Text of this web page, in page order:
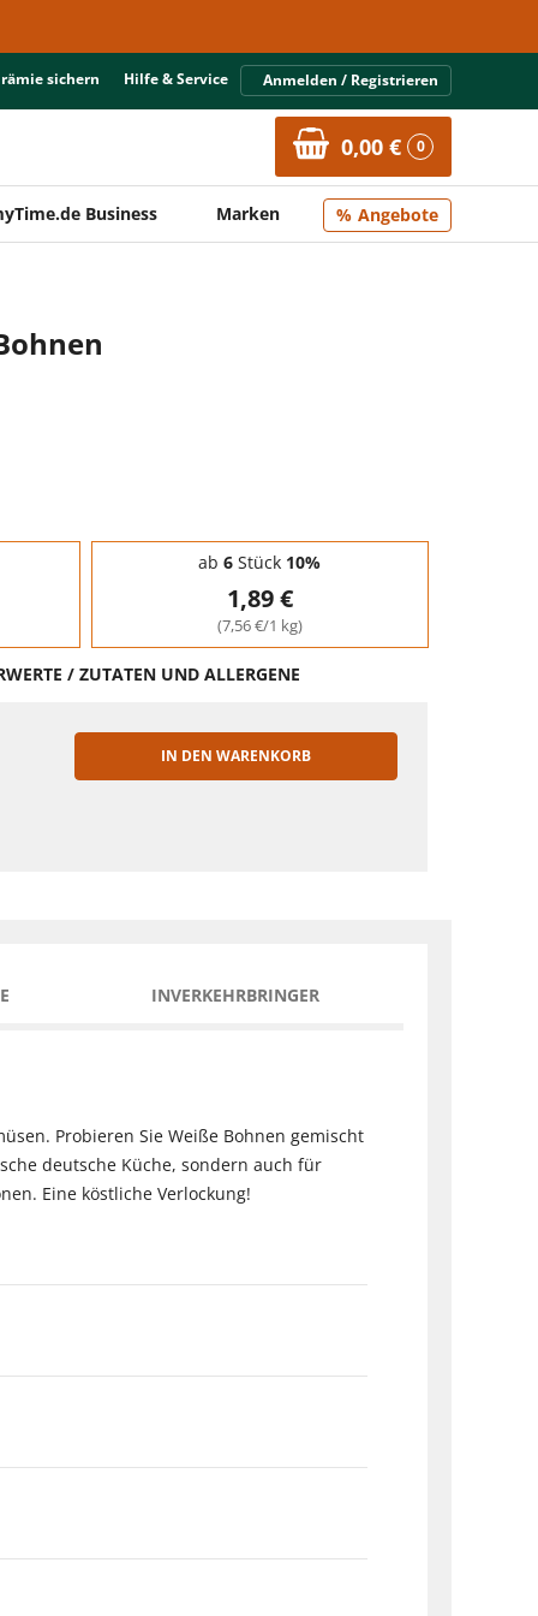
sichern Hilfe & Service Anmelden / Registrieren
0,00 € 0
Business Marken Angebote
ab 6 Stück 10%
1,89 €
(7,56 €/1 kg)
/ ZUTATEN UND ALLERGENE
IN DEN WARENKORB
INVERKEHRBRINGER
Probieren Sie Weiße Bohnen gemischt
deutsche Küche, sondern auch für
Eine köstliche Verlockung!